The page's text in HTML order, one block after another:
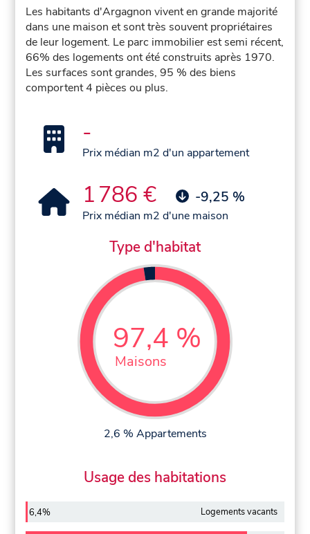
Les habitants d'Argagnon vivent en grande majorité
dans une maison et sont très souvent propriétaires
de leur logement. Le parc immobilier est semi récent,
66% des logements ont été construits après 1970.
Les surfaces sont grandes, 95 % des biens
comportent 4 pièces ou plus.
-
Prix médian m2 d'un appartement
1 786 € -9,25 %
Prix médian m2 d'une maison
Type d'habitat
97,4 %
Maisons
2,6 % Appartements
Usage des habitations
6,4% Logements vacants